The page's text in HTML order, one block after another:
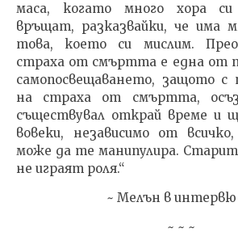
маса, когато много хора
връщат, разказвайки, че има
това, което си мислим.
страха от смъртта е една от
самопосвещаването, защото с
на страха от смъртта,
съществувал открай време и
вовеки, независимо от
може да те манипулира.
не играят роля.“
~ Мелън в интервю
~ ~ ~